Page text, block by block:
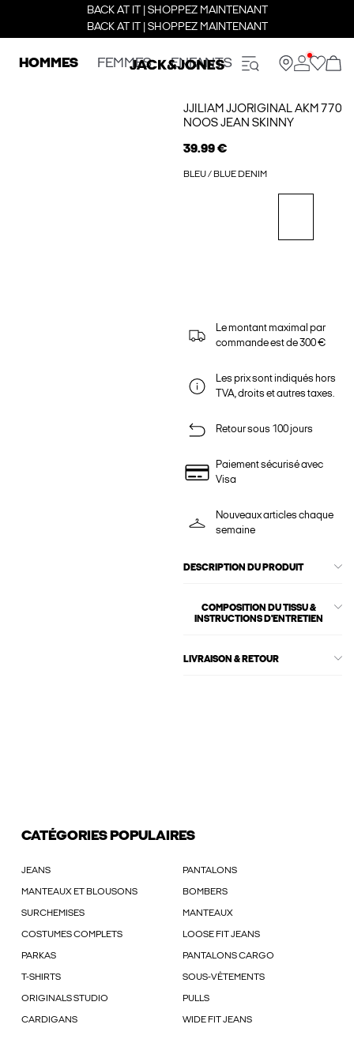
BACK AT IT | SHOPPEZ MAINTENANT
BACK AT IT | SHOPPEZ MAINTENANT
HOMMES FEMMES ENFANTS
JJILIAM JJORIGINAL AKM 770
NOOS JEAN SKINNY
39.99 €
BLEU / BLUE DENIM
Le montant maximal par
commande est de 300 €
Les prix sont indiqués hors
TVA, droits et autres taxes.
Retour sous 100 jours
Paiement sécurisé avec
Visa
Nouveaux articles chaque
semaine
DESCRIPTION DU PRODUIT
COMPOSITION DU TISSU &
INSTRUCTIONS D'ENTRETIEN
LIVRAISON & RETOUR
CATÉGORIES POPULAIRES
JEANS PANTALONS
MANTEAUX ET BLOUSONS BOMBERS
SURCHEMISES MANTEAUX
COSTUMES COMPLETS LOOSE FIT JEANS
PARKAS PANTALONS CARGO
T-SHIRTS SOUS-VÊTEMENTS
ORIGINALS STUDIO PULLS
CARDIGANS WIDE FIT JEANS